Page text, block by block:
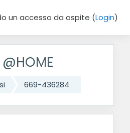
un accesso da ospite (Login)
669-436284